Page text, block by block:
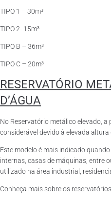
TIPO 1 – 30m³
TIPO 2- 15m³
TIPO B – 36m³
TIPO C – 20m³
RESERVATÓRIO
D’ÁGUA
No Reservatório metálico elevado, a
considerável devido à elevada altura
Este modelo é mais indicado
internas, casas de máquinas, entre
utilizado na área industrial,
Conheça mais sobre os